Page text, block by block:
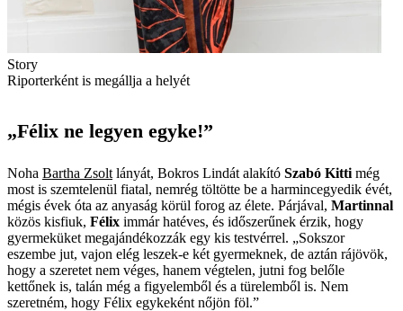
Story
Riporterként is megállja a helyét
„Félix ne legyen egyke!”
Noha Bartha Zsolt lányát, Bokros Lindát alakító Szabó Kitti még
most is szemtelenül fiatal, nemrég töltötte be a harmincegyedik évét,
mégis évek óta az anyaság körül forog az élete. Párjával, Martinnal
közös kisfiuk, Félix immár hatéves, és időszerűnek érzik, hogy
gyermeküket megajándékozzák egy kis testvérrel. „Sokszor
eszembe jut, vajon elég leszek-e két gyermeknek, de aztán rájövök,
hogy a szeretet nem véges, hanem végtelen, jutni fog belőle
kettőnek is, talán még a figyelemből és a türelemből is. Nem
szeretném, hogy Félix egykeként nőjön föl.”